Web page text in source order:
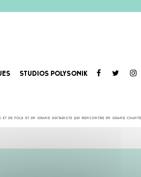
STUDIOS POLYSONIK
et de folk et un grand guitariste qui rencontre un grand